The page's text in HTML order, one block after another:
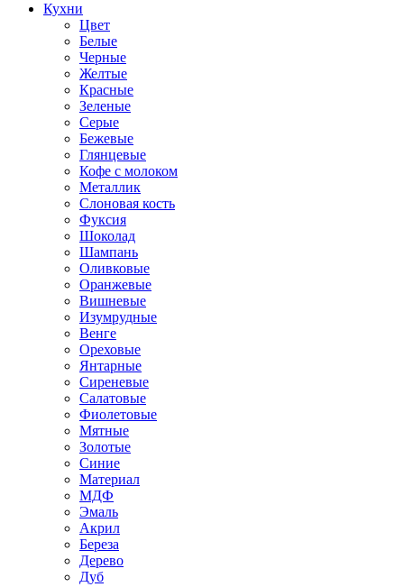
Кухни
Цвет
Белые
Черные
Желтые
Красные
Зеленые
Серые
Бежевые
Глянцевые
Кофе с молоком
Металлик
Слоновая кость
Фуксия
Шоколад
Шампань
Оливковые
Оранжевые
Вишневые
Изумрудные
Венге
Ореховые
Янтарные
Сиреневые
Салатовые
Фиолетовые
Мятные
Золотые
Синие
Материал
МДФ
Эмаль
Акрил
Береза
Дерево
Дуб